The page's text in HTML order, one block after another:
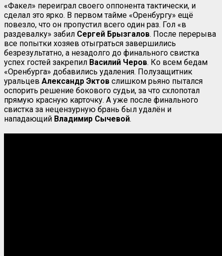
«Факел» переиграл своего оппонента тактически, и
сделал это ярко. В первом тайме «Оренбургу» ещё
повезло, что он пропустил всего один раз. Гол «в
раздевалку» забил Сергей Брызгалов. После перерыва
все попытки хозяев отыграться завершились
безрезультатно, а незадолго до финального свистка
успех гостей закрепил Василий Черов. Ко всем бедам
«Оренбурга» добавились удаления. Полузащитник
уральцев Александр Эктов слишком рьяно пытался
оспорить решение бокового судьи, за что схлопотал
прямую красную карточку. А уже после финального
свистка за нецензурную брань был удалён и
нападающий Владимир Сычевой.